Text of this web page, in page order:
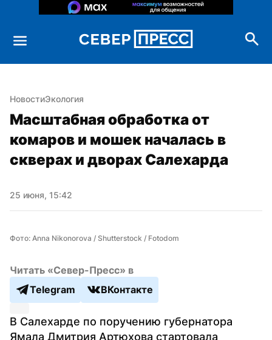
НовостиЭкология
Масштабная обработка от
комаров и мошек началась в
скверах и дворах Салехарда
25 июня, 15:42
Фото: Anna Nikonorova / Shutterstock / Fotodom
Читать «Север-Пресс» в
Telegram
ВКонтакте
В Салехарде по поручению губернатора
Ямала Дмитрия Артюхова стартовала